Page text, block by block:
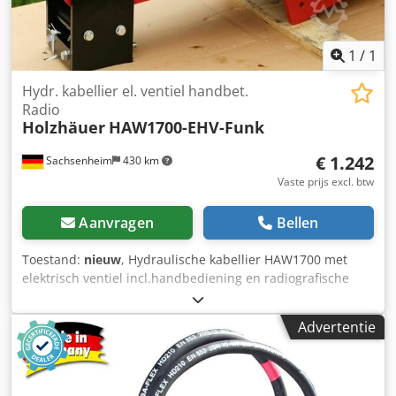
1 / 1
Sachsenheim 430 km
Hydr. kabellier el. ventiel handbet.
Radio
Holzhäuer HAW1700-EHV-Funk
€ 1.242
Vaste prijs excl. btw
Aanvragen Bellen
Toestand: nieuw, Hydraulische kabellier HAW1700 met
elektrisch ventiel incl.handbediening en radiografische
afstandsbediening voor montage op houtkloofmachine,
kraan, minigraver, trekker, stapelaar, maaidorser en
telescooplader, in de wijn- en tuinbouw, landbouw, bouw
en bosbouw en vele andere toepassingen. Met elektrisch
hydraulisch ventiel en radiografische afstandsbediening.
Met de HAW1700 hydraulische lier kunt u veel taken
Advertentie